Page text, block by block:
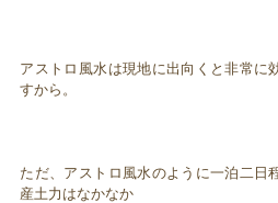
アストロ風水は現地に出向くと非常に
すから。
ただ、アストロ風水のように一泊二日
産土力はなかなか